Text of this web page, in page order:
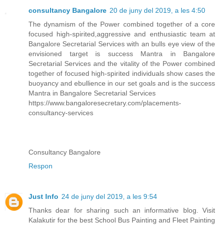
consultancy Bangalore 20 de juny del 2019, a les 4:50
The dynamism of the Power combined together of a core
focused high-spirited,aggressive and enthusiastic team at
Bangalore Secretarial Services with an bulls eye view of the
envisioned target is success Mantra in Bangalore
Secretarial Services and the vitality of the Power combined
together of focused high-spirited individuals show cases the
buoyancy and ebullience in our set goals and is the success
Mantra in Bangalore Secretarial Services
https://www.bangaloresecretary.com/placements-
consultancy-services
Consultancy Bangalore
Respon
Just Info 24 de juny del 2019, a les 9:54
Thanks dear for sharing such an informative blog. Visit
Kalakutir for the best School Bus Painting and Fleet Painting